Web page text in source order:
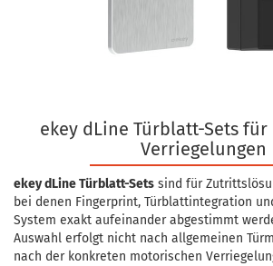
ekey dLine Türblatt-Sets
Verriegelungen
ekey dLine Türblatt-Sets sind für
bei denen Fingerprint, Türblattintegration
System exakt aufeinander abgestimmt
Auswahl erfolgt nicht nach allgemeinen
nach der konkreten motorischen